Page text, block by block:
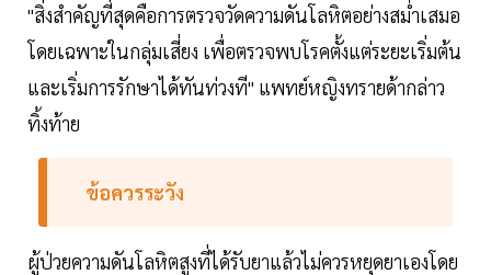
"สิ่งสำคัญที่สุดคือการตรวจวัดความดันโลหิตอย่างสม่ำเสมอ
โดยเฉพาะในกลุ่มเสี่ยง เพื่อตรวจพบโรคตั้งแต่ระยะเริ่มต้น
และเริ่มการรักษาได้ทันท่วงที" แพทย์หญิงทรายด้ากล่าว
ทิ้งท้าย
ข้อควรระวัง
ผู้ป่วยความดันโลหิตสูงที่ได้รับยาแล้วไม่ควรหยุดยาเองโดย